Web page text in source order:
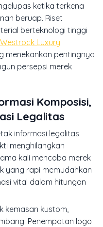
ketika terkena
beruap. Riset
berteknologi tinggi
Luxury
menekankan pentingnya
persepsi merek
Komposisi,
Legalitas
informasi legalitas
menghilangkan
kali mencoba merek
yang rapi memudahkan
vital dalam hitungan
kemasan kustom,
Penempatan logo